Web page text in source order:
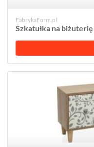
FabrykaForm.pl
Szkatułka na